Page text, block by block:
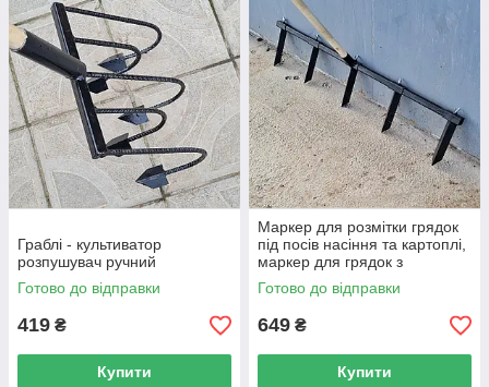
Граблі - культиватор
розпушувач ручний
Готово до відправки
419 ₴
Купити
Маркер для розмітки грядок
під посів насіння та картоплі,
маркер для грядок з
регулюванням ширини
міжрядь.
Готово до відправки
649 ₴
Купити